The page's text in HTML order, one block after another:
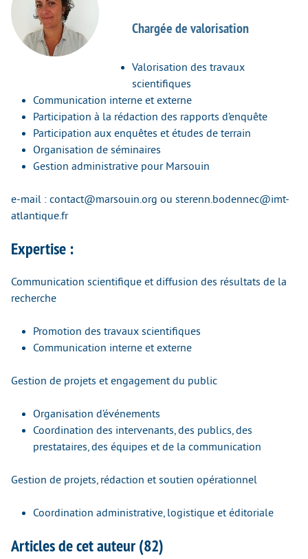
Chargée de valorisation
Valorisation des travaux
scientifiques
Communication interne et externe
Participation à la rédaction des rapports d’enquête
Participation aux enquêtes et études de terrain
Organisation de séminaires
Gestion administrative pour Marsouin
e-mail : contact@marsouin.org ou sterenn.bodennec@imt-
atlantique.fr
Expertise :
Communication scientifique et diffusion des résultats de la
recherche
Promotion des travaux scientifiques
Communication interne et externe
Gestion de projets et engagement du public
Organisation d’événements
Coordination des intervenants, des publics, des
prestataires, des équipes et de la communication
Gestion de projets, rédaction et soutien opérationnel
Coordination administrative, logistique et éditoriale
Articles de cet auteur (82)